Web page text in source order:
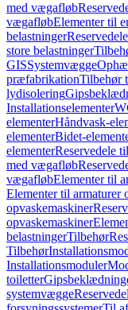
med vægafløb
vægafløbElementer til
belastninger
store belastninger
GISSystemvægge
præfabrikationTilbehør
lydisolering
Installationselementer
elementerHåndvask-
elementerBidet-
elementerReservedele
med vægafløb
vægafløbElementer til
Elementer til armaturer
opvaskemaskiner
opvaskemaskiner
belastningerTilbehør
Tilbehør
Installationsmoduler
toiletter
systemvægge